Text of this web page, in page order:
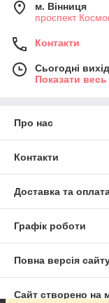
м. Вінниця
проспект
Контакти
Сьогодні
Показати
Про нас
Контакти
Доставка та
Графік роботи
Повна версія
Сайт створено на